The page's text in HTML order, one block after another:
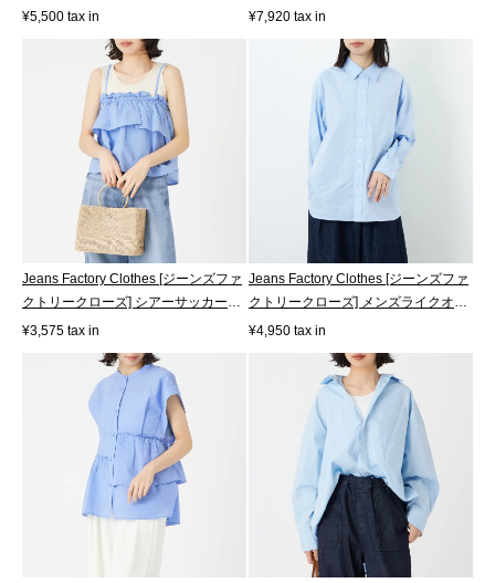
リ...
¥5,500 tax in [2...
¥7,920 tax in
Jeans Factory Clothes [ジーンズファ
クトリークローズ] シアーサッカー
フ...
¥3,575 tax in
Jeans Factory Clothes [ジーンズファ
クトリークローズ] メンズライクオ
ー...
¥4,950 tax in